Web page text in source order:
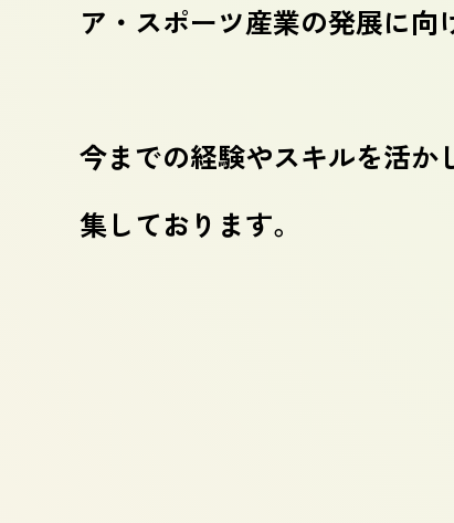
ア・スポーツ産業の発展に向
今までの経験やスキルを活か
集しております。